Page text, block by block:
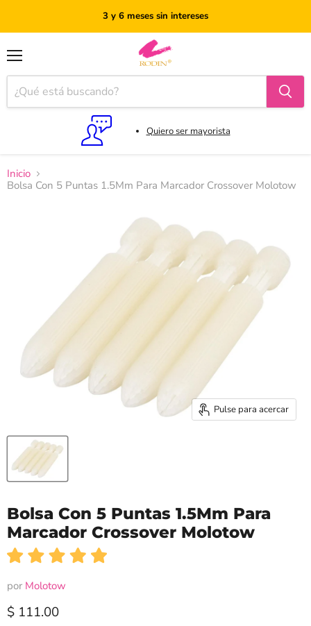
3 y 6 meses sin intereses
Quiero ser mayorista
Inicio
Bolsa Con 5 Puntas 1.5Mm Para Marcador Crossover Molotow
Pulse para acercar
Bolsa Con 5 Puntas 1.5Mm Para
Marcador Crossover Molotow
por Molotow
Precio actual
$ 111.00